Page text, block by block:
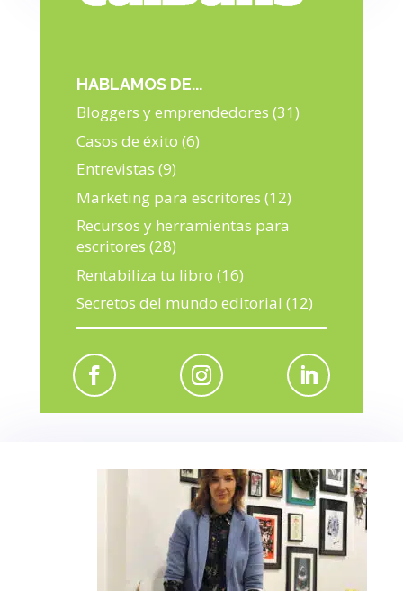
HABLAMOS DE...
Bloggers y emprendedores (31)
Casos de éxito (6)
Entrevistas (9)
Marketing para escritores (12)
Recursos y herramientas para
escritores (28)
Rentabiliza tu libro (16)
Secretos del mundo editorial (12)